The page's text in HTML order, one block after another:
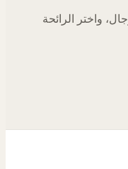
والرجال، واختر الرائحة